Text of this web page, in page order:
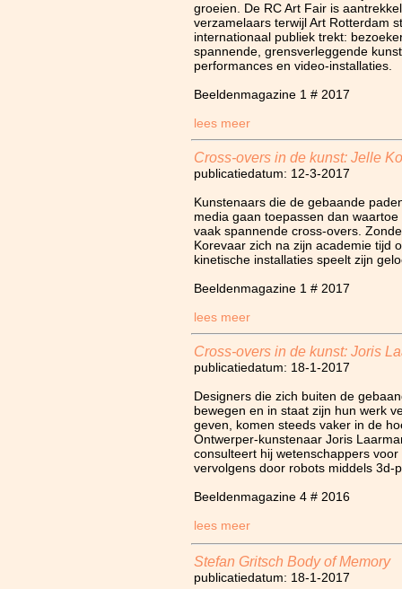
groeien. De RC Art Fair is
verzamelaars terwijl Art Rotterdam
internationaal publiek trekt:
spannende, grensverleggende
performances en video-installaties.
Beeldenmagazine 1 # 2017
lees meer
Cross-overs in de kunst: Jelle
publicatiedatum: 12-3-2017
Kunstenaars die de gebaande
media gaan toepassen dan
vaak spannende cross-overs.
Korevaar zich na zijn academie tijd
kinetische installaties speelt zijn
Beeldenmagazine 1 # 2017
lees meer
Cross-overs in de kunst: Joris
publicatiedatum: 18-1-2017
Designers die zich buiten de
bewegen en in staat zijn hun werk
geven, komen steeds vaker in de
Ontwerper-kunstenaar Joris
consulteert hij wetenschappers
vervolgens door robots middels 3d-
Beeldenmagazine 4 # 2016
lees meer
Stefan Gritsch Body of Memory
publicatiedatum: 18-1-2017